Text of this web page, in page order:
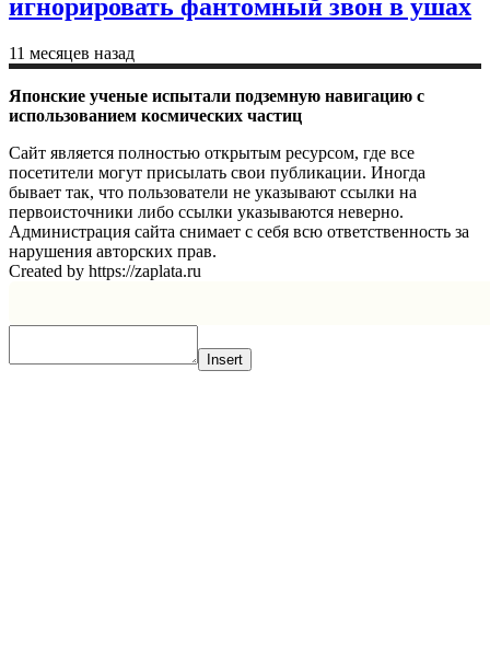
игнорировать фантомный звон в ушах
11 месяцев назад
Японские ученые испытали подземную навигацию с
использованием космических частиц
Сайт является полностью открытым ресурсом, где все
посетители могут присылать свои публикации. Иногда
бывает так, что пользователи не указывают ссылки на
первоисточники либо ссылки указываются неверно.
Администрация сайта снимает с себя всю ответственность за
нарушения авторских прав.
Created by https://zaplata.ru
Insert